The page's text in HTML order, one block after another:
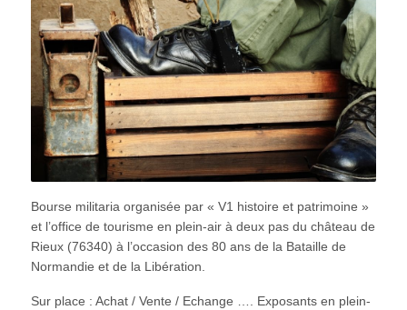
Bourse militaria organisée par « V1 histoire et patrimoine »
et l’office de tourisme en plein-air à deux pas du château de
Rieux (76340) à l’occasion des 80 ans de la Bataille de
Normandie et de la Libération.
Sur place : Achat / Vente / Echange …. Exposants en plein-